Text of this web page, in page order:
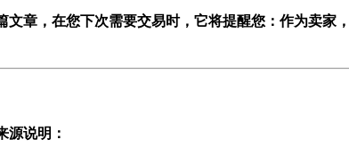
文章，在您下次需要交易时，它将提醒您：作为卖家
源说明：